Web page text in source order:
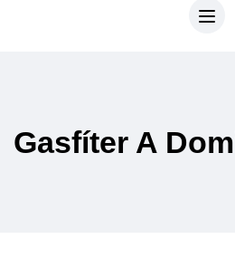
Gasfíter A